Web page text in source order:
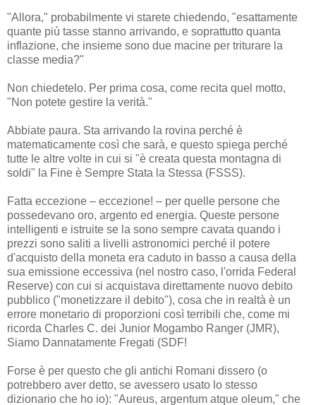
"Allora," probabilmente vi starete chiedendo, "esattamente
quante più tasse stanno arrivando, e soprattutto quanta
inflazione, che insieme sono due macine per triturare la
classe media?"
Non chiedetelo. Per prima cosa, come recita quel motto,
"Non potete gestire la verità."
Abbiate paura. Sta arrivando la rovina perché è
matematicamente così che sarà, e questo spiega perché
tutte le altre volte in cui si "è creata questa montagna di
soldi" la Fine è Sempre Stata la Stessa (FSSS).
Fatta eccezione – eccezione! – per quelle persone che
possedevano oro, argento ed energia. Queste persone
intelligenti e istruite se la sono sempre cavata quando i
prezzi sono saliti a livelli astronomici perché il potere
d'acquisto della moneta era caduto in basso a causa della
sua emissione eccessiva (nel nostro caso, l'orrida Federal
Reserve) con cui si acquistava direttamente nuovo debito
pubblico ("monetizzare il debito"), cosa che in realtà è un
errore monetario di proporzioni così terribili che, come mi
ricorda Charles C. dei Junior Mogambo Ranger (JMR),
Siamo Dannatamente Fregati (SDF!
Forse è per questo che gli antichi Romani dissero (o
potrebbero aver detto, se avessero usato lo stesso
dizionario che ho io): "Aureus, argentum atque oleum," che